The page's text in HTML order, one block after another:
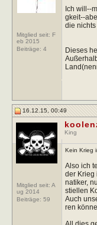
Mitglied seit: F
eb 2015
Beiträge: 4
Ich will--
gkeit--
die
Dieses
16.12.15, 00:49
Mitglied seit: A
ug 2014
Beiträge: 59
King
Kein Krieg
Also ich
der Krieg
natiker,
stiellen
Auch
ren